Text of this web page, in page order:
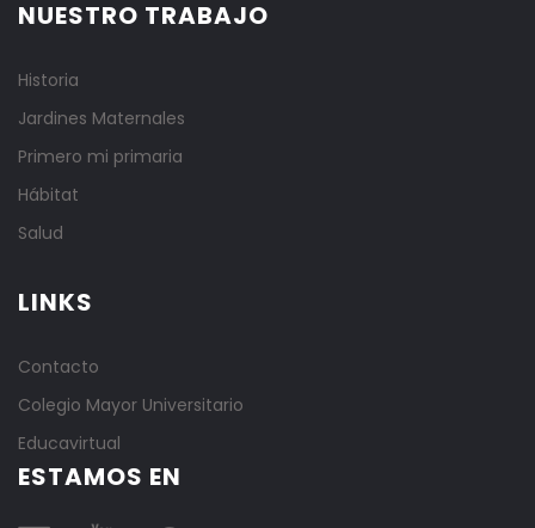
NUESTRO TRABAJO
Historia
Jardines Maternales
Primero mi primaria
Hábitat
Salud
LINKS
Contacto
Colegio Mayor Universitario
Educavirtual
ESTAMOS EN